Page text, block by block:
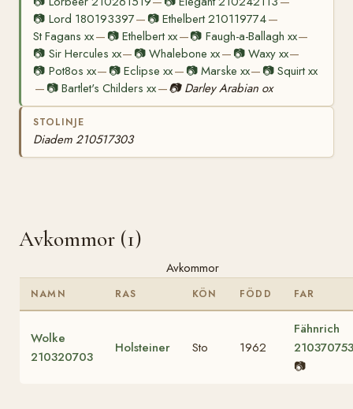
📷 Lord 180193397— 📷Ethelbert 210119774—
St Fagans xx— 📷Ethelbert xx—📷 Faugh-a-Ballagh xx—
📷 Sir Hercules xx— 📷Whalebone xx— 📷 Waxy xx—
📷 Pot8os xx— 📷Eclipse xx— 📷 Marske xx— 📷 Squirt xx
— 📷Bartlet's Childers xx—📷 Darley Arabian ox
STOLINJE
Diadem 210517303
Avkommor (1)
Avkommor
NAMN RAS KÖN FÖDD FAR
Wolke
210320703
Holsteiner Sto 1962
Fähnrich
210370753
📷